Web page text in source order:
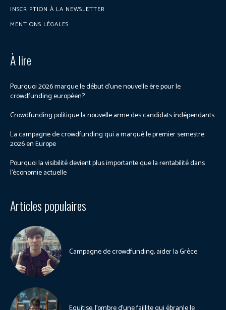
INSCRIPTION À LA NEWSLETTER
MENTIONS LÉGALES
À lire
Pourquoi 2026 marque le début d’une nouvelle ère pour le
crowdfunding européen?
Crowdfunding politique la nouvelle arme des candidats indépendants
La campagne de crowdfunding qui a marqué le premier semestre
2026 en Europe
Pourquoi la visibilité devient plus importante que la rentabilité dans
l’économie actuelle
Articles populaires
Campagne de crowdfunding, aider la Grèce